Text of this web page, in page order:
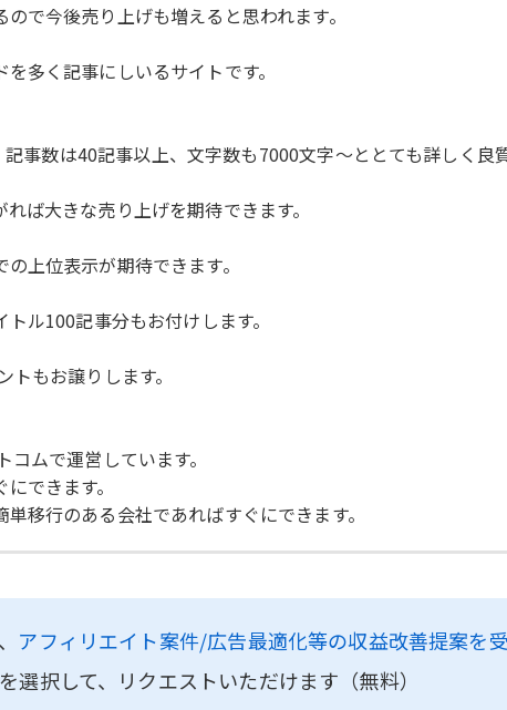
で今後売り上げも増えると思われます。
多く記事にしいるサイトです。
数は40記事以上、文字数も7000文字～ととても詳しく良
ば大きな売り上げを期待できます。
上位表示が期待できます。
ル100記事分もお付けします。
もお譲りします。
ムで運営しています。
できます。
移行のある会社であればすぐにできます。
アフィリエイト案件/広告最適化等の収益改善提案を
選択して、リクエストいただけます（無料）